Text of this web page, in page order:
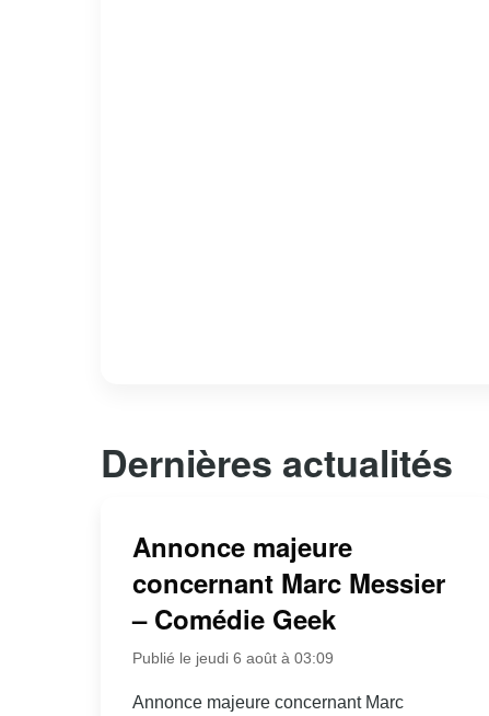
Dernières actualités
Annonce majeure
concernant Marc Messier
– Comédie Geek
Publié le jeudi 6 août à 03:09
Annonce majeure concernant Marc